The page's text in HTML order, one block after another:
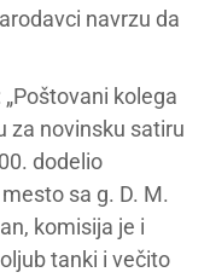
navrzu da
kolega
za novinsku satiru
dodelio
sa g. D. M.
komisija je i
tanki i večito